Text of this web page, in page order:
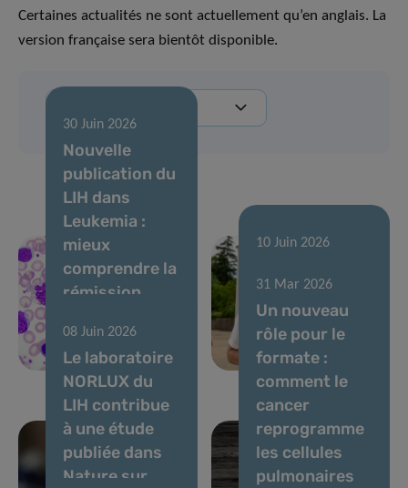
Certaines actualités ne sont actuellement qu’en anglais. La
version française sera bientôt disponible.
30 Juin 2026
Nouvelle
publication du
LIH dans
Leukemia :
mieux
comprendre la
rémission
traitement
dans la LMC
10 Juin 2026
soutenir la
recherche
contre le
cancer
08 Juin 2026
Le laboratoire
NORLUX du
LIH contribue
à une étude
publiée dans
Nature sur
31 Mar 2026
Un nouveau
rôle pour le
formate :
comment le
cancer
reprogramme
les cellules
pulmonaires